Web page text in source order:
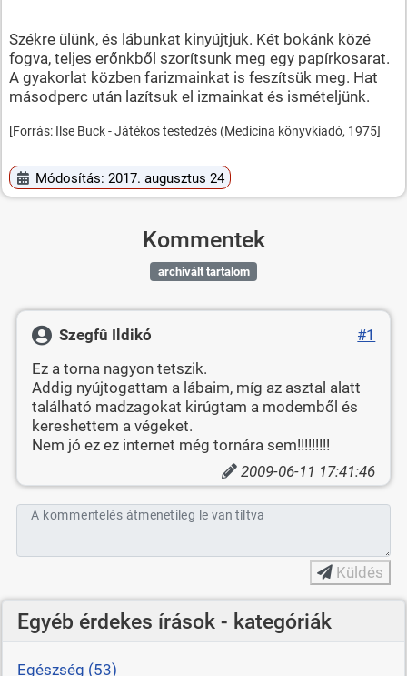
Székre ülünk, és lábunkat kinyújtjuk. Két bokánk közé
fogva, teljes erőnkből szorítsunk meg egy papírkosarat.
A gyakorlat közben farizmainkat is feszítsük meg. Hat
másodperc után lazítsuk el izmainkat és ismételjünk.
[Forrás: Ilse Buck - Játékos testedzés (Medicina könyvkiadó, 1975]
Módosítás: 2017. augusztus 24
Kommentek
archivált tartalom
Szegfû Ildikó
#1
Ez a torna nagyon tetszik.
Addig nyújtogattam a lábaim, míg az asztal alatt
található madzagokat kirúgtam a modemből és
kereshettem a végeket.
Nem jó ez ez internet még tornára sem!!!!!!!!!
2009-06-11 17:41:46
A kommentelés átmenetileg le van tiltva
Küldés
Egyéb érdekes írások - kategóriák
Egészség (53)